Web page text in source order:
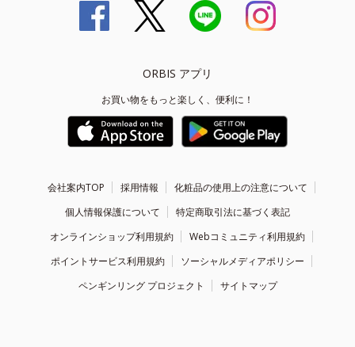
ORBIS アプリ
お買い物をもっと楽しく、便利に！
会社案内TOP 採用情報
化粧品の使用上の注意について
個人情報保護について
特定商取引法に基づく表記
オンラインショップ利用規約
Webコミュニティ利用規約
ポイントサービス利用規約
ソーシャルメディアポリシー
ペンギンリング プロジェクト
サイトマップ